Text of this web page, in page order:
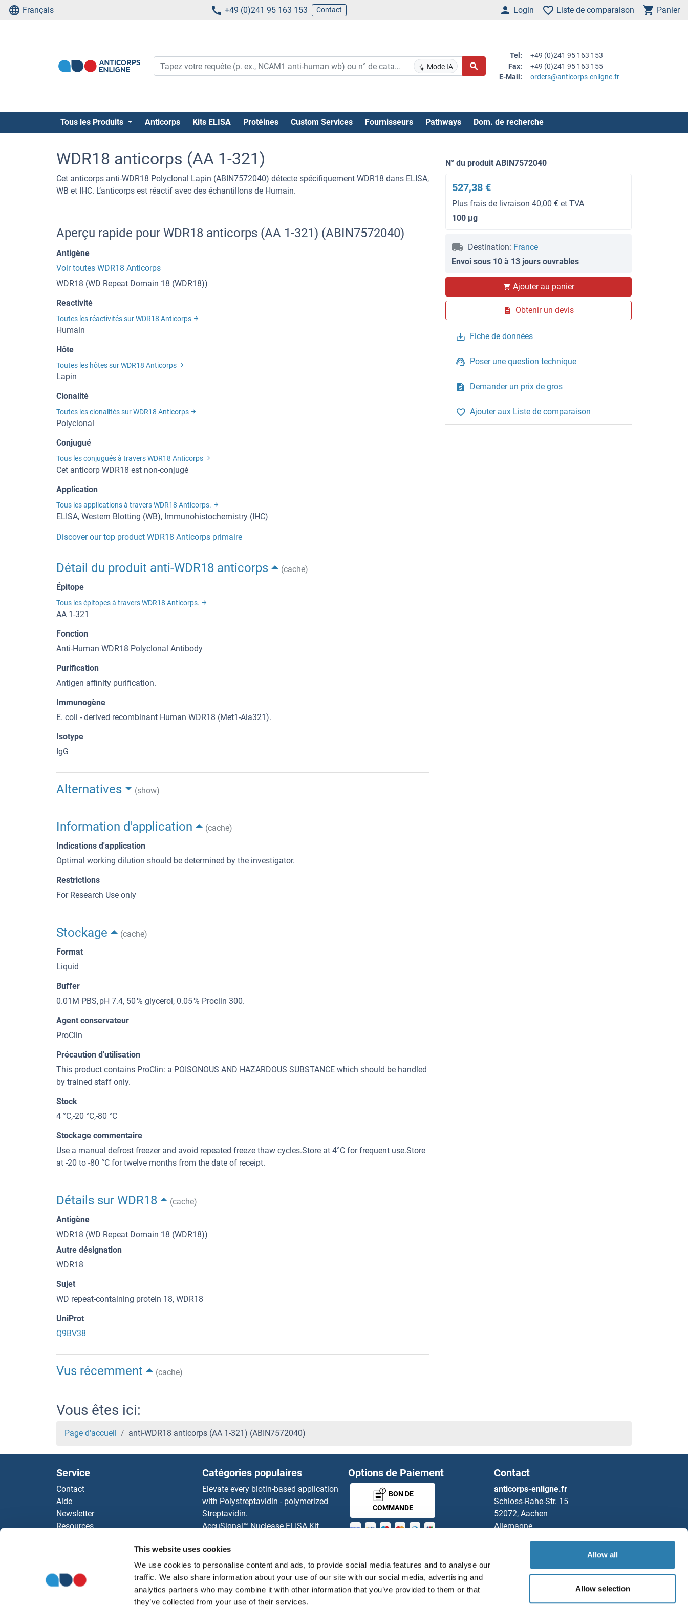
This website uses cookies
We use cookies to personalise content and ads, to provide social media features and to analyse our
traffic. We also share information about your use of our site with our social media, advertising and
analytics partners who may combine it with other information that you’ve provided to them or that
they’ve collected from your use of their services.
Allow all
Allow selection
Français +49 (0)241 95 163 153 Contact Login Liste de comparaison Panier
Mode IA
Tel:
+49 (0)241 95 163 153
Fax:
+49 (0)241 95 163 155
E-Mail:
orders@anticorps-enligne.fr
Tous les Produits Anticorps Kits ELISA Protéines Custom Services Fournisseurs Pathways Dom. de recherche
WDR18 anticorps (AA 1-321)
Cet anticorps anti-WDR18 Polyclonal Lapin (ABIN7572040) détecte spécifiquement WDR18 dans ELISA,
WB et IHC. L’anticorps est réactif avec des échantillons de Humain.
N° du produit ABIN7572040
527,38 €
Plus frais de livraison 40,00 € et TVA
100 μg
Destination: France
Envoi sous 10 à 13 jours ouvrables
Ajouter au panier
Obtenir un devis
Fiche de données
Poser une question technique
Demander un prix de gros
Ajouter aux Liste de comparaison
Aperçu rapide pour WDR18 anticorps (AA 1-321) (ABIN7572040)
Antigène
Voir toutes WDR18 Anticorps
WDR18 (WD Repeat Domain 18 (WDR18))
Reactivité
Toutes les réactivités sur WDR18 Anticorps
Humain
Hôte
Toutes les hôtes sur WDR18 Anticorps
Lapin
Clonalité
Toutes les clonalités sur WDR18 Anticorps
Polyclonal
Conjugué
Tous les conjugués à travers WDR18 Anticorps
Cet anticorp WDR18 est non-conjugé
Application
Tous les applications à travers WDR18 Anticorps.
ELISA, Western Blotting (WB), Immunohistochemistry (IHC)
Discover our top product WDR18 Anticorps primaire
Détail du produit anti-WDR18 anticorps
(cache)
Épitope
Tous les épitopes à travers WDR18 Anticorps.
AA 1-321
Fonction
Anti-Human WDR18 Polyclonal Antibody
Purification
Antigen affinity purification.
Immunogène
E. coli - derived recombinant Human WDR18 (Met1-Ala321).
Isotype
IgG
Alternatives (show)
Information d'application
(cache)
Indications d'application
Optimal working dilution should be determined by the investigator.
Restrictions
For Research Use only
Stockage
(cache)
Format
Liquid
Buffer
0.01M PBS, pH 7.4, 50 % glycerol, 0.05 % Proclin 300.
Agent conservateur
ProClin
Précaution d'utilisation
This product contains ProClin: a POISONOUS AND HAZARDOUS SUBSTANCE which should be handled
by trained staff only.
Stock
4 °C,-20 °C,-80 °C
Stockage commentaire
Use a manual defrost freezer and avoid repeated freeze thaw cycles.Store at 4°C for frequent use.Store
at -20 to -80 °C for twelve months from the date of receipt.
Détails sur WDR18
(cache)
Antigène
WDR18 (WD Repeat Domain 18 (WDR18))
Autre désignation
WDR18
Sujet
WD repeat-containing protein 18, WDR18
UniProt
Q9BV38
Vus récemment (cache)
Vous êtes ici:
Page d'accueil anti-WDR18 anticorps (AA 1-321) (ABIN7572040)
Service
Contact
Aide
Newsletter
Resources
Catégories populaires
Elevate every biotin-based application
with Polystreptavidin - polymerized
Streptavidin.
AccuSignal™ Nuclease ELISA Kit
Rockland Original products
ELISA Kits
antibodies online purchase process
Nos distributeurs
Options de Paiement
BON DE
COMMANDE
GUARANTEE
Contact
anticorps-enligne.fr
Schloss-Rahe-Str. 15
52072, Aachen
Allemagne
+49 (0)241 95 163 155
Partners
Sauvegarder / Partager